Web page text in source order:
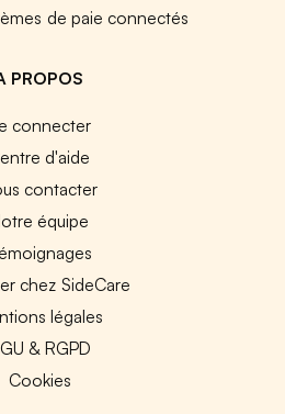
de paie connectés
PROPOS
connecter
d'aide
contacter
équipe
chez SideCare
légales
& RGPD
Cookies